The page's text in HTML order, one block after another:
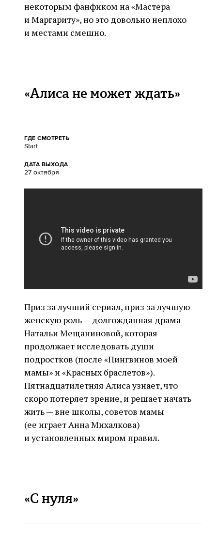
некоторым фанфиком на «Мастера
и Маргариту», но это довольно неплохо
и местами смешно.
«Алиса не может ждать»
ГДЕ СМОТРЕТЬ
Start
ДАТА ВЫХОДА
27 октября
Приз за лучший сериал, приз за лучшую
женскую роль — долгожданная драма
Натальи Мещаниновой, которая
продолжает исследовать души
подростков (после «Пингвинов моей
мамы» и «Красных браслетов»).
Пятнадцатилетняя Алиса узнает, что
скоро потеряет зрение, и решает начать
жить — вне школы, советов мамы
(ее играет Анна Михалкова)
и установленных миром правил.
«С нуля»